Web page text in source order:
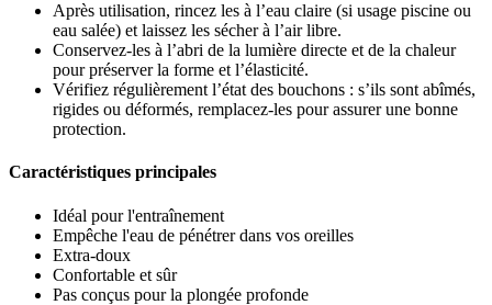
Après utilisation, rincez les à l’eau claire (si usage piscine ou
eau salée) et laissez les sécher à l’air libre.
Conservez-les à l’abri de la lumière directe et de la chaleur
pour préserver la forme et l’élasticité.
Vérifiez régulièrement l’état des bouchons : s’ils sont abîmés,
rigides ou déformés, remplacez-les pour assurer une bonne
protection.
Caractéristiques principales
Idéal pour l'entraînement
Empêche l'eau de pénétrer dans vos oreilles
Extra-doux
Confortable et sûr
Pas conçus pour la plongée profonde